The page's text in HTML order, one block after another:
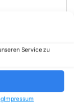
Service zu
Impressum